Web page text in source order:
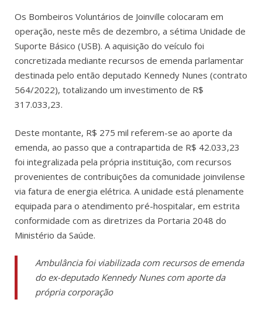
Os Bombeiros Voluntários de Joinville colocaram em
operação, neste mês de dezembro, a sétima Unidade de
Suporte Básico (USB). A aquisição do veículo foi
concretizada mediante recursos de emenda parlamentar
destinada pelo então deputado Kennedy Nunes (contrato
564/2022), totalizando um investimento de R$
317.033,23.
Deste montante, R$ 275 mil referem-se ao aporte da
emenda, ao passo que a contrapartida de R$ 42.033,23
foi integralizada pela própria instituição, com recursos
provenientes de contribuições da comunidade joinvilense
via fatura de energia elétrica. A unidade está plenamente
equipada para o atendimento pré-hospitalar, em estrita
conformidade com as diretrizes da Portaria 2048 do
Ministério da Saúde.
Ambulância foi viabilizada com recursos de emenda
do ex-deputado Kennedy Nunes com aporte da
própria corporação